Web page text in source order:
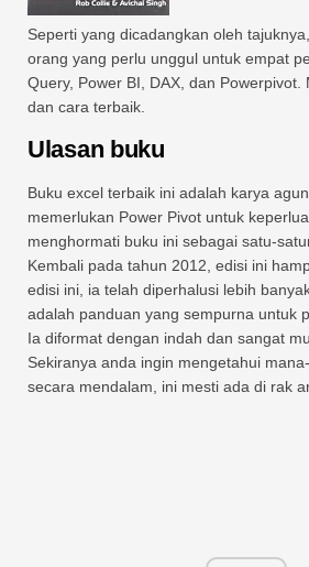
Seperti yang dicadangkan oleh
orang yang perlu unggul untuk empat
Query, Power BI, DAX, dan Powerpivot.
dan cara terbaik.
Ulasan buku
Buku excel terbaik ini adalah karya
memerlukan Power Pivot untuk
menghormati buku ini sebagai satu-
Kembali pada tahun 2012, edisi ini
edisi ini, ia telah diperhalusi lebih
adalah panduan yang sempurna untuk
Ia diformat dengan indah dan sangat
Sekiranya anda ingin mengetahui
secara mendalam, ini mesti ada di rak